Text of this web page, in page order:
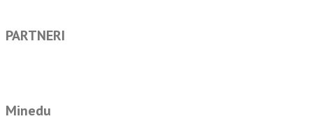
PARTNERI
Minedu